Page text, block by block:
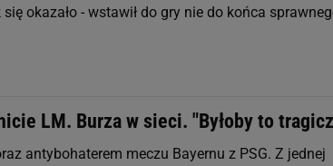
okazało - wstawił do gry nie do końca
LM. Burza w sieci. "Byłoby to
antybohaterem meczu Bayernu z PSG. Z jednej